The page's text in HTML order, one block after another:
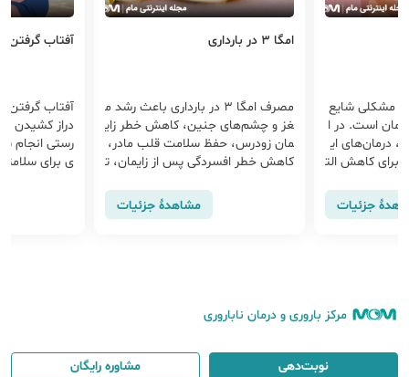
مشکلی شایع
است. در ا
درمان‌های ای
کاهش الت
جزئیات
امگا ۳ در بارداری
مصرف امگا ۳ در بارداری باعث رشد م
غز و چشم‌های جنین، کاهش خطر زای
مان زودرس، حفظ سلامت قلب مادر،
کاهش خطر افسردگی پس از زایمان، ت
مشاهدهٔ جزئیات
آفتاب گرفتن
آفتاب گرفتن
دراز کشیدن
رستی انجام
ی برای سلامتی
مرکز باروری و درمان ناباروری
نوبت‌دهی مشاوره رایگان